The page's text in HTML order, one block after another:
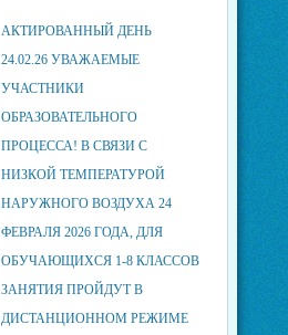
АКТИРОВАННЫЙ ДЕНЬ
24.02.26 УВАЖАЕМЫЕ
УЧАСТНИКИ
ОБРАЗОВАТЕЛЬНОГО
ПРОЦЕССА! В СВЯЗИ С
НИЗКОЙ ТЕМПЕРАТУРОЙ
НАРУЖНОГО ВОЗДУХА 24
ФЕВРАЛЯ 2026 ГОДА, ДЛЯ
ОБУЧАЮЩИХСЯ 1-8 КЛАССОВ
ЗАНЯТИЯ ПРОЙДУТ В
ДИСТАНЦИОННОМ РЕЖИМЕ